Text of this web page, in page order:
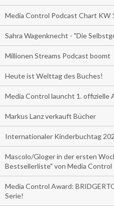
Media Control Podcast Chart KW
Sahra Wagenknecht - "Die
Millionen Streams Podcast boomt
Heute ist Welttag des Buches!
Media Control launcht 1. offizielle
Markus Lanz verkauft Bücher
Internationaler Kinderbuchtag
Mascolo/Gloger in der ersten
Bestsellerliste" von Media Control
Media Control Award:
Serie!